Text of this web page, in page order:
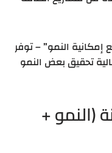
النمو” – توفر
تحقيق بعض النمو
(النمو +